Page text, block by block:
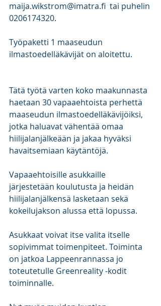
maija.wikstrom@imatra.fi  tai puhelin
0206174320.
Työpaketti 1 maaseudun
ilmastoedelläkävijät on aloitettu.
Tätä työtä varten koko maakunnasta
haetaan 30 vapaaehtoista perhettä
maaseudun ilmastoedelläkävijöiksi,
jotka haluavat vähentää omaa
hiilijalanjälkeään ja jakaa hyväksi
havaitsemiaan käytäntöjä.
Vapaaehtoisille asukkaille
järjestetään koulutusta ja heidän
hiilijalanjälkensä lasketaan sekä
kokeilujakson alussa että lopussa.
Asukkaat voivat itse valita itselle
sopivimmat toimenpiteet. Toiminta
on jatkoa Lappeenrannassa jo
toteutetulle Greenreality -kodit
toiminnalle.